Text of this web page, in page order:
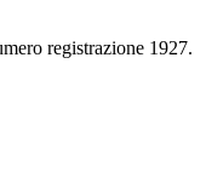
di testate e portali
e
di diffondere la
e pubbliche
registrazione 1927.